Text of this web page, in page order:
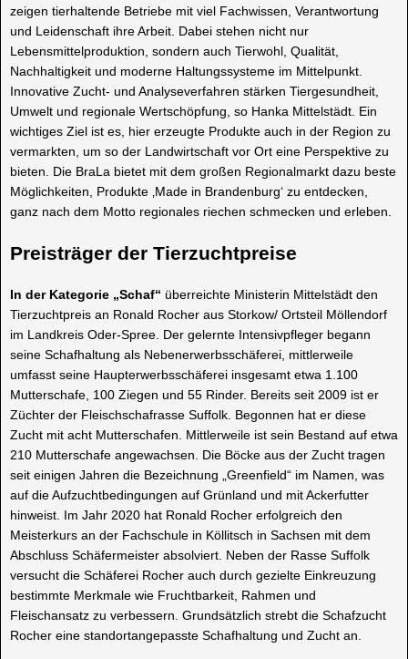
zeigen tierhaltende Betriebe mit viel Fachwissen, Verantwortung
und Leidenschaft ihre Arbeit. Dabei stehen nicht nur
Lebensmittelproduktion, sondern auch Tierwohl, Qualität,
Nachhaltigkeit und moderne Haltungssysteme im Mittelpunkt.
Innovative Zucht- und Analyseverfahren stärken Tiergesundheit,
Umwelt und regionale Wertschöpfung, so Hanka Mittelstädt. Ein
wichtiges Ziel ist es, hier erzeugte Produkte auch in der Region zu
vermarkten, um so der Landwirtschaft vor Ort eine Perspektive zu
bieten. Die BraLa bietet mit dem großen Regionalmarkt dazu beste
Möglichkeiten, Produkte ‚Made in Brandenburg‘ zu entdecken,
ganz nach dem Motto regionales riechen schmecken und erleben.
Preisträger der Tierzuchtpreise
In der Kategorie „Schaf“ überreichte Ministerin Mittelstädt den
Tierzuchtpreis an Ronald Rocher aus Storkow/ Ortsteil Möllendorf
im Landkreis Oder-Spree. Der gelernte Intensivpfleger begann
seine Schafhaltung als Nebenerwerbsschäferei, mittlerweile
umfasst seine Haupterwerbsschäferei insgesamt etwa 1.100
Mutterschafe, 100 Ziegen und 55 Rinder. Bereits seit 2009 ist er
Züchter der Fleischschafrasse Suffolk. Begonnen hat er diese
Zucht mit acht Mutterschafen. Mittlerweile ist sein Bestand auf etwa
210 Mutterschafe angewachsen. Die Böcke aus der Zucht tragen
seit einigen Jahren die Bezeichnung „Greenfield“ im Namen, was
auf die Aufzuchtbedingungen auf Grünland und mit Ackerfutter
hinweist. Im Jahr 2020 hat Ronald Rocher erfolgreich den
Meisterkurs an der Fachschule in Köllitsch in Sachsen mit dem
Abschluss Schäfermeister absolviert. Neben der Rasse Suffolk
versucht die Schäferei Rocher auch durch gezielte Einkreuzung
bestimmte Merkmale wie Fruchtbarkeit, Rahmen und
Fleischansatz zu verbessern. Grundsätzlich strebt die Schafzucht
Rocher eine standortangepasste Schafhaltung und Zucht an.